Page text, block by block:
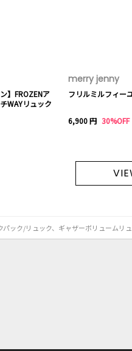
】FROZENア
WAYリュック
merry jenny
フリルミルフィー
6,900 円 30%OFF
ック/リュック、ギャザーボリュームリ